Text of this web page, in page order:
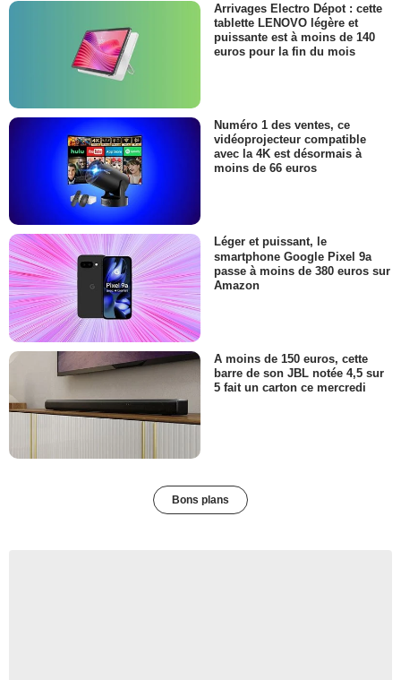
Arrivages Electro Dépot : cette
tablette LENOVO légère et
puissante est à moins de 140
euros pour la fin du mois
Numéro 1 des ventes, ce
vidéoprojecteur compatible
avec la 4K est désormais à
moins de 66 euros
Léger et puissant, le
smartphone Google Pixel 9a
passe à moins de 380 euros sur
Amazon
A moins de 150 euros, cette
barre de son JBL notée 4,5 sur
5 fait un carton ce mercredi
Bons plans